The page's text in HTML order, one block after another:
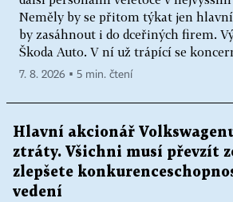
Neměly by se přitom týkat jen
by zasáhnout i do dceřiných firem.
Škoda Auto. V ní už trápící se
7. 8. 2026 ▪ 5 min. čtení
Hlavní akcionář
ztráty. Všichni musí převzít
zlepšete
vedení